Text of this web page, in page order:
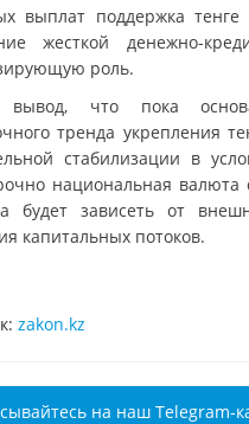
выплат поддержка
жесткой денежно-
роль.
вывод, что пока
тренда укрепления
стабилизации в
национальная валюта
будет зависеть от
капитальных потоков.
zakon.kz
на наш Telegram-